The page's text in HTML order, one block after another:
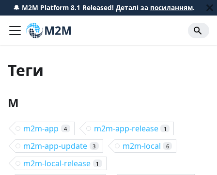
🔔 M2M Platform 8.1 Released! Деталі за посиланням.
Теги
M
m2m-app 4 m2m-app-release 1
m2m-app-update 3 m2m-local 6
m2m-local-release 1